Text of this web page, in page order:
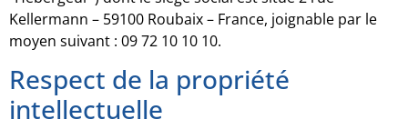
Kellermann – 59100 Roubaix – France, joignable par le
moyen suivant : 09 72 10 10 10.
Respect de la propriété
intellectuelle